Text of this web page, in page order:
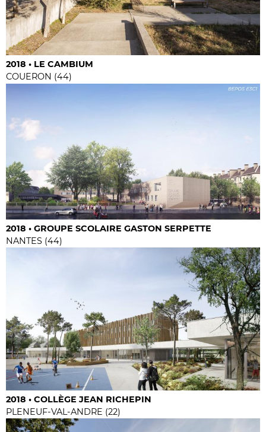
2018 • LE CAMBIUM
COUERON (44)
2018 • GROUPE SCOLAIRE GASTON SERPETTE
NANTES (44)
2018 • COLLÈGE JEAN RICHEPIN
PLENEUF-VAL-ANDRE (22)